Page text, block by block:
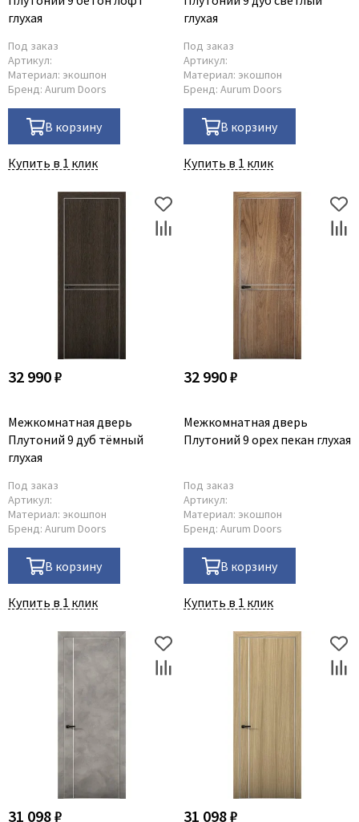
глухая
Под заказ
Артикул:
Материал: экошпон
Бренд: Aurum Doors
В корзину
Купить в 1 клик
глухая
Под заказ
Артикул:
Материал: экошпон
Бренд: Aurum Doors
В корзину
Купить в 1 клик
32 990 ₽
Межкомнатная дверь
Плутоний 9 дуб тёмный
глухая
Под заказ
Артикул:
Материал: экошпон
Бренд: Aurum Doors
В корзину
Купить в 1 клик
32 990 ₽
Межкомнатная дверь
Плутоний 9 орех пекан глухая
Под заказ
Артикул:
Материал: экошпон
Бренд: Aurum Doors
В корзину
Купить в 1 клик
31 098 ₽ 31 098 ₽